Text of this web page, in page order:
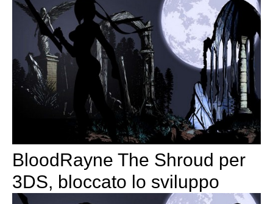
BloodRayne The Shroud per
3DS, bloccato lo sviluppo